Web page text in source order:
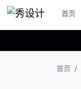
首页
首页